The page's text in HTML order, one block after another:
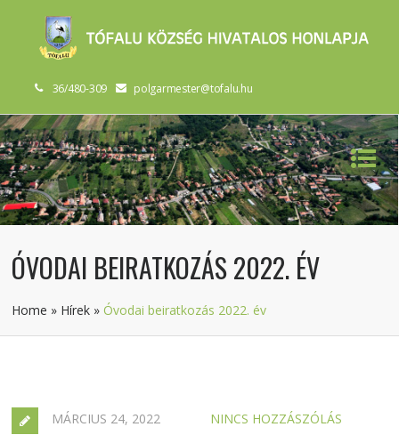
36/480-309 polgarmester@tofalu.hu
ÓVODAI BEIRATKOZÁS 2022. ÉV
Home » Hírek » Óvodai beiratkozás 2022. év
MÁRCIUS 24, 2022 NINCS HOZZÁSZÓLÁS